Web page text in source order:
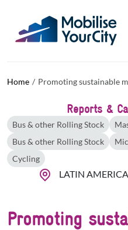
Home Promoting sustainable
Reports &
Bus & other Rolling Stock
Bus & other Rolling Stock
Cycling
LATIN
Promoting